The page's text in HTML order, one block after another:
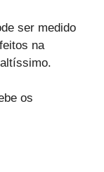
ser medido
na
os